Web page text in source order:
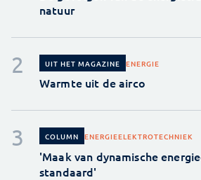
natuur
UIT HET MAGAZINE ENERGIE
Warmte uit de airco
COLUMN ENERGIEELEKTROTECHNIEK
'Maak van dynamische
standaard'